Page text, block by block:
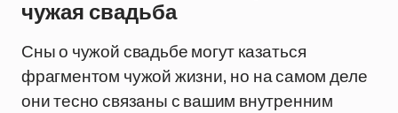
чужая свадьба
Сны о чужой свадьбе могут казаться
фрагментом чужой жизни, но на самом деле
они тесно связаны с вашим внутренним